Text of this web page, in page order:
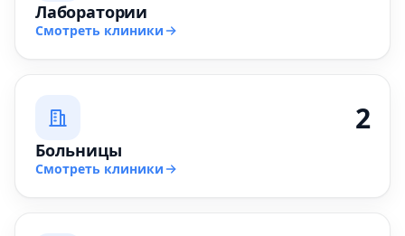
Лаборатории
Смотреть клиники
2
Больницы
Смотреть клиники